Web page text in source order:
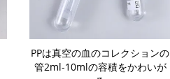
PPは真空の血のコレクションの
管2ml-10mlの容積をかわいが